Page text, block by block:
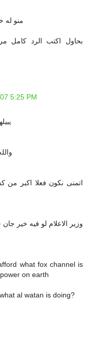
منو له
بحاول اكتب الرد كامل
5:25 PM
اتمنى نكون فعلا اكبر
وزير الاعلام لو فيه خير
what fox channel is
on earth
al watan is doing?